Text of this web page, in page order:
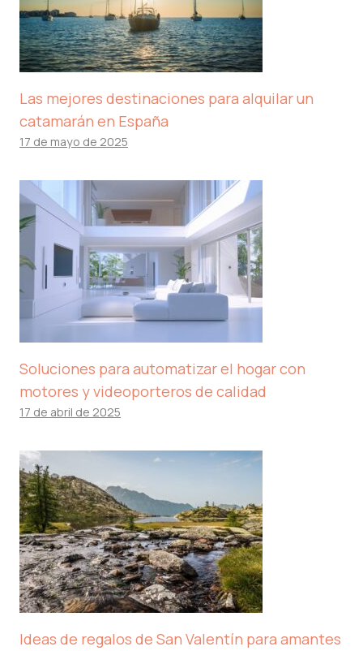
Las mejores destinaciones para alquilar un
catamarán en España
17 de mayo de 2025
Soluciones para automatizar el hogar con
motores y videoporteros de calidad
17 de abril de 2025
Ideas de regalos de San Valentín para amantes